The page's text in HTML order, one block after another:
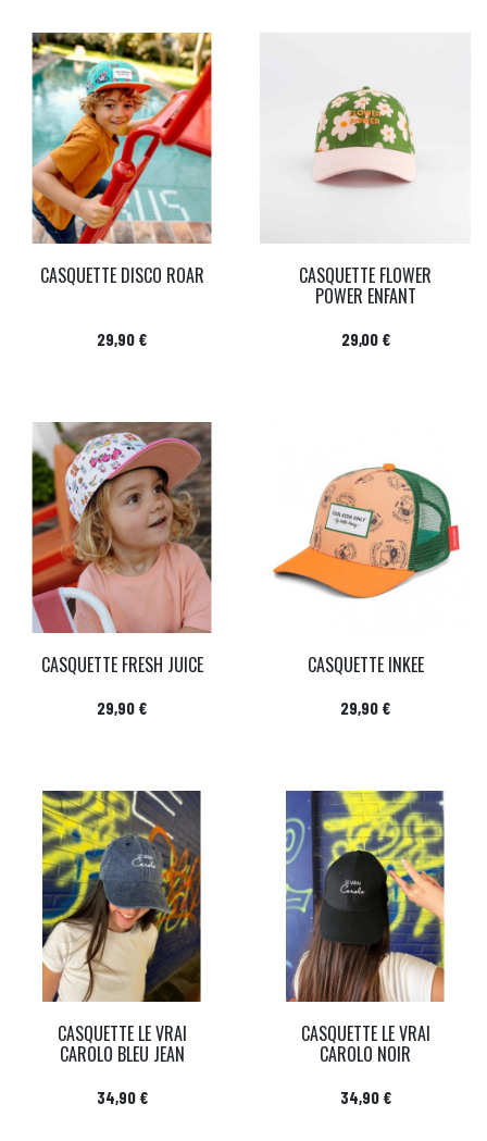
CASQUETTE DISCO ROAR
Prix
29,90 €
CASQUETTE FLOWER
POWER ENFANT
Prix
29,00 €
CASQUETTE FRESH JUICE
Prix
29,90 €
CASQUETTE INKEE
Prix
29,90 €
CASQUETTE LE VRAI
CAROLO BLEU JEAN
Prix
34,90 €
CASQUETTE LE VRAI
CAROLO NOIR
Prix
34,90 €